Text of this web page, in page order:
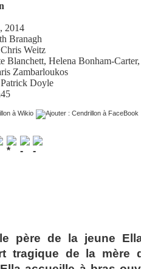
2014
Branagh
Chris Weitz
Blanchett,Helena Bonham-Carter
Zambarloukos
Patrick Doyle
père de la jeune
tragique de la mère